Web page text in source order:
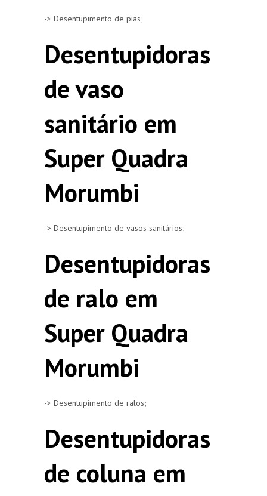
-> Desentupimento de pias;
Desentupidoras
de vaso
sanitário em
Super Quadra
Morumbi
-> Desentupimento de vasos sanitários;
Desentupidoras
de ralo em
Super Quadra
Morumbi
-> Desentupimento de ralos;
Desentupidoras
de coluna em